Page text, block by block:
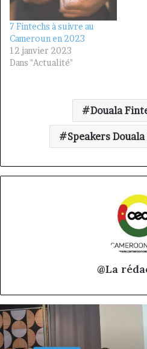
7 Fintechs à suivre au
Cameroun en 2023
12 janvier 2023
Dans "Actualité"
Douala
Speakers
@La